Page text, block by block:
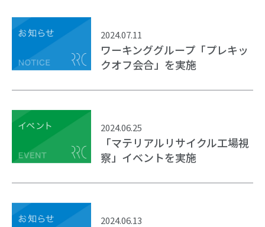
2024.07.11
ワーキンググループ「プレキッ
クオフ会合」を実施
2024.06.25
「マテリアルリサイクル工場視
察」イベントを実施
2024.06.13